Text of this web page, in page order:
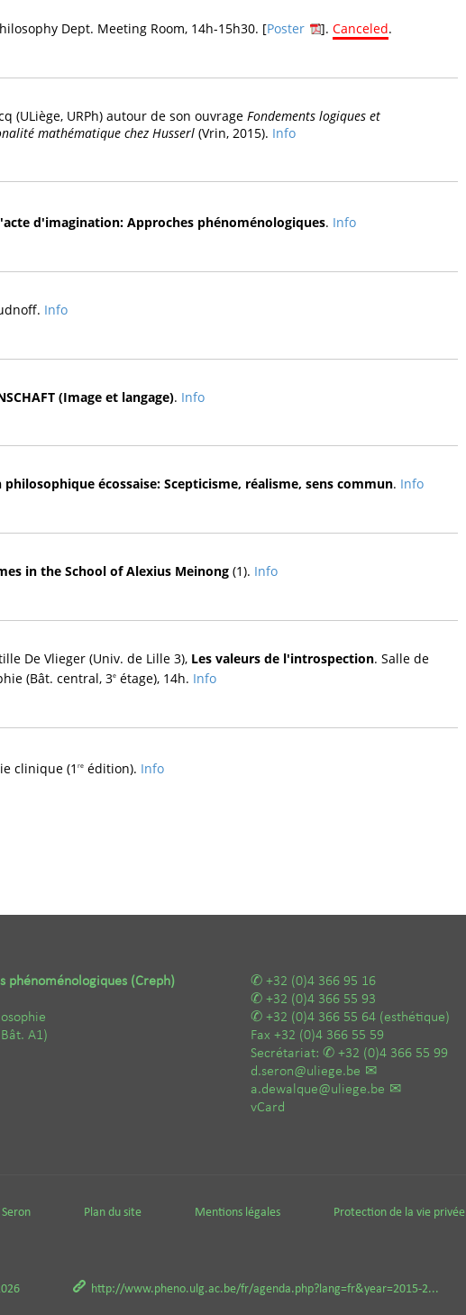
Dept. Meeting Room, 14h-15h30. [Poster ]. Canceled.
(ULiège, URPh) autour de son ouvrage Fondements logiques et
mathématique chez Husserl (Vrin, 2015). Info
d'imagination: Approches phénoménologiques. Info
Info
(Image et langage). Info
écossaise: Scepticisme, réalisme, sens commun. Info
in the School of Alexius Meinong (1). Info
De Vlieger (Univ. de Lille 3), Les valeurs de l'introspection. Salle de
(Bât. central, 3e étage), 14h. Info
clinique (1 re édition). Info
phénoménologiques (Creph)
A1)
+32 (0)4 366 95 16
+32 (0)4 366 55 93
+32 (0)4 366 55 64 (esthétique)
Fax +32 (0)4 366 55 59
Secrétariat:
+32 (0)4 366 55 99
d.seron@uliege.be
a.dewalque@uliege.be
vCard
Plan du site Mentions légales Protection de la vie privée
http://www.pheno.ulg.ac.be/fr/agenda.php?lang=fr&year=2015-2...